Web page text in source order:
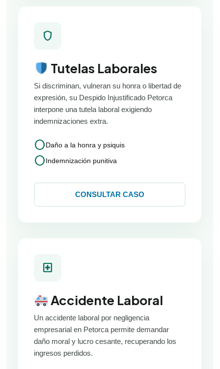
shield
Tutelas Laborales
Si discriminan, vulneran su honra o libertad de
expresión, su Despido Injustificado Petorca
interpone una tutela laboral exigiendo
indemnizaciones extra.
circleDaño a la honra y psiquis
circleIndemnización punitiva
CONSULTAR CASO
local_hospital
Accidente Laboral
Un accidente laboral por negligencia
empresarial en Petorca permite demandar
daño moral y lucro cesante, recuperando los
ingresos perdidos.